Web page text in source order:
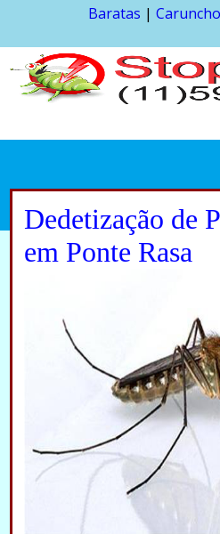
Baratas |
Dedetização de
em Ponte Rasa